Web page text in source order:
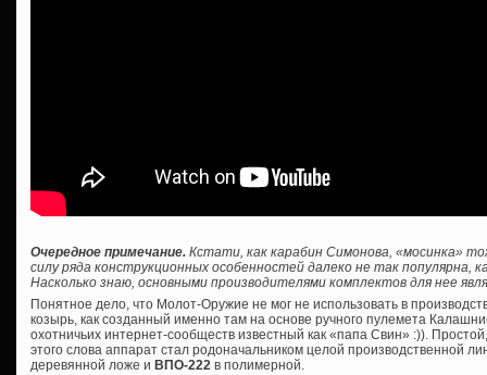
Очередное примечание. Кстати, как карабин Симонова, «мосинка»
силу ряда конструкционных особенностей далеко не так популярна,
Насколько знаю, основными производителями комплектов для нее
Понятное дело, что Молот-Оружие не мог не использовать в
козырь, как созданный именно там на основе ручного пулемета
охотничьих интернет-сообществ известный как «папа Свин» :)).
этого слова аппарат стал родоначальником целой производственной
деревянной ложе и ВПО-222 в полимерной.